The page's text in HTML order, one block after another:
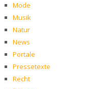
Mode
Musik
Natur
News
Portale
Pressetexte
Recht